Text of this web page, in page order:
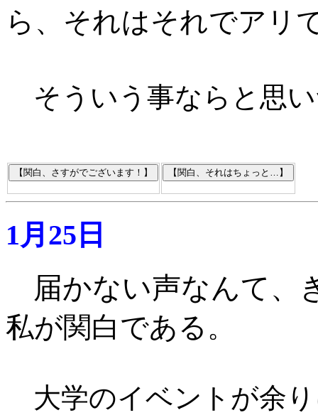
ら、それはそれでアリ
そういう事ならと思
1月25日
届かない声なんて、
私が関白である 。
大学のイベントが余